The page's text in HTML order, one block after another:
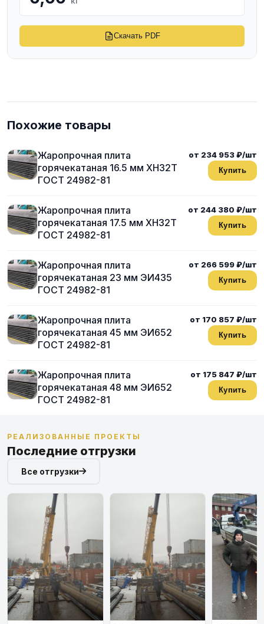
Скачать PDF
Похожие товары
Жаропрочная плита
горячекатаная 16.5 мм ХН32Т
ГОСТ 24982-81
от 234 953 ₽/шт
Купить
Жаропрочная плита
горячекатаная 17.5 мм ХН32Т
ГОСТ 24982-81
от 244 380 ₽/шт
Купить
Жаропрочная плита
горячекатаная 23 мм ЭИ435
ГОСТ 24982-81
от 266 599 ₽/шт
Купить
Жаропрочная плита
горячекатаная 45 мм ЭИ652
ГОСТ 24982-81
от 170 857 ₽/шт
Купить
Жаропрочная плита
горячекатаная 48 мм ЭИ652
ГОСТ 24982-81
от 175 847 ₽/шт
Купить
РЕАЛИЗОВАННЫЕ ПРОЕКТЫ
Последние отгрузки
Все отгрузки